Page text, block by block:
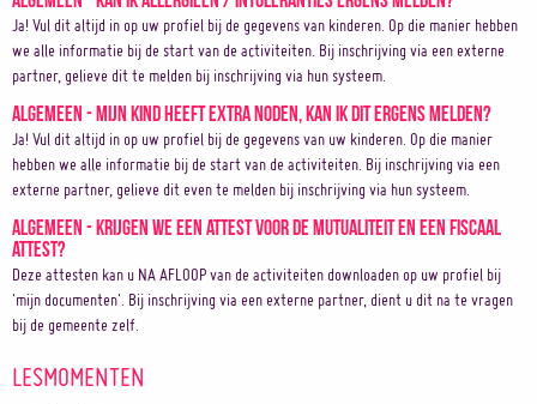
Ja! Vul dit altijd in op uw profiel bij de gegevens van kinderen. Op die manier hebben
we alle informatie bij de start van de activiteiten. Bij inschrijving via een externe
partner, gelieve dit te melden bij inschrijving via hun systeem.
Algemeen - Mijn kind heeft extra noden, kan ik dit ergens melden?
Ja! Vul dit altijd in op uw profiel bij de gegevens van uw kinderen. Op die manier
hebben we alle informatie bij de start van de activiteiten. Bij inschrijving via een
externe partner, gelieve dit even te melden bij inschrijving via hun systeem.
Algemeen - Krijgen we een attest voor de mutualiteit en een fiscaal
attest?
Deze attesten kan u NA AFLOOP van de activiteiten downloaden op uw profiel bij
'mijn documenten'. Bij inschrijving via een externe partner, dient u dit na te vragen
bij de gemeente zelf.
LESMOMENTEN